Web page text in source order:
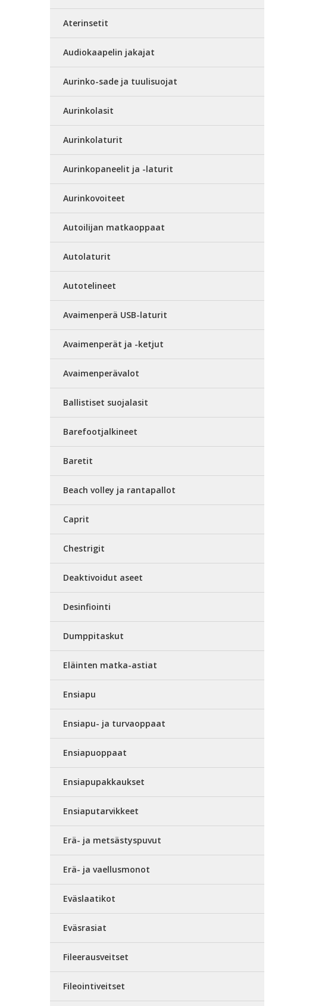
Aterinsetit
Audiokaapelin jakajat
Aurinko-sade ja tuulisuojat
Aurinkolasit
Aurinkolaturit
Aurinkopaneelit ja -laturit
Aurinkovoiteet
Autoilijan matkaoppaat
Autolaturit
Autotelineet
Avaimenperä USB-laturit
Avaimenperät ja -ketjut
Avaimenperävalot
Ballistiset suojalasit
Barefootjalkineet
Baretit
Beach volley ja rantapallot
Caprit
Chestrigit
Deaktivoidut aseet
Desinfiointi
Dumppitaskut
Eläinten matka-astiat
Ensiapu
Ensiapu- ja turvaoppaat
Ensiapuoppaat
Ensiapupakkaukset
Ensiaputarvikkeet
Erä- ja metsästyspuvut
Erä- ja vaellusmonot
Eväslaatikot
Eväsrasiat
Fileerausveitset
Fileointiveitset